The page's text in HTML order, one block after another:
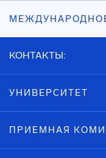
КОНТАКТЫ:
УНИВЕРСИТЕТ
ПРИЕМНАЯ